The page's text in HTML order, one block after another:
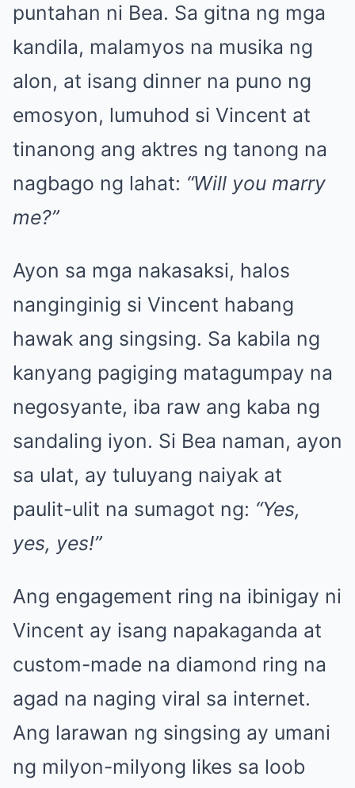
puntahan ni Bea. Sa gitna ng mga
kandila, malamyos na musika ng
alon, at isang dinner na puno ng
emosyon, lumuhod si Vincent at
tinanong ang aktres ng tanong na
nagbago ng lahat: “Will you marry
me?”
Ayon sa mga nakasaksi, halos
nanginginig si Vincent habang
hawak ang singsing. Sa kabila ng
kanyang pagiging matagumpay na
negosyante, iba raw ang kaba ng
sandaling iyon. Si Bea naman, ayon
sa ulat, ay tuluyang naiyak at
paulit-ulit na sumagot ng: “Yes,
yes, yes!”
Ang engagement ring na ibinigay ni
Vincent ay isang napakaganda at
custom-made na diamond ring na
agad na naging viral sa internet.
Ang larawan ng singsing ay umani
ng milyon-milyong likes sa loob